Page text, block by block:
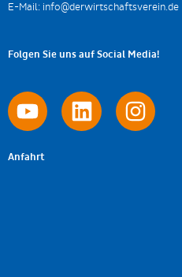
E-Mail: info@derwirtschaftsverein.de
Folgen Sie uns auf Social Media!
Anfahrt